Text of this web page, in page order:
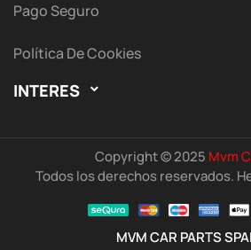
Pago Seguro
Política De Cookies
INTERES 
Copyright © 2025 Mvm
Todos los derechos reservados.
MVM CAR PARTS